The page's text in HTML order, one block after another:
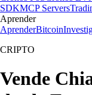
SDKMCP Servers
Aprender
AprenderBitcoin
CRIPTO
Vende